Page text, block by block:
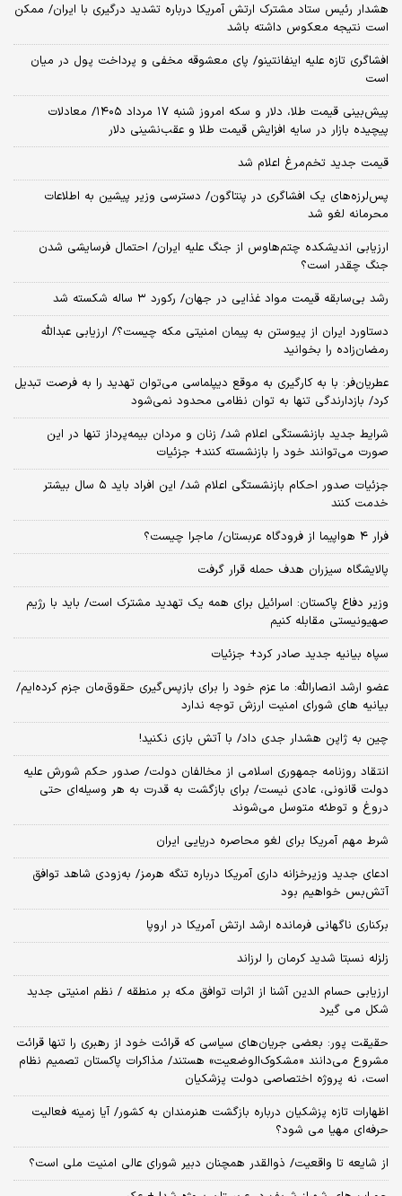
هشدار رئیس ستاد مشترک ارتش آمریکا درباره تشدید درگیری با ایران/ ممکن
است نتیجه معکوس داشته باشد
افشاگری تازه علیه اینفانتینو/ پای معشوقه مخفی و پرداخت پول در میان
است
پیش‌بینی قیمت طلا، دلار و سکه امروز شنبه ۱۷ مرداد ۱۴۰۵/ معادلات
پیچیده بازار در سایه افزایش قیمت طلا و عقب‌نشینی دلار
قیمت جدید تخم‌مرغ اعلام شد
پس‌لرزه‌های یک افشاگری در پنتاگون/ دسترسی وزیر پیشین به اطلاعات
محرمانه لغو شد
ارزیابی اندیشکده چتم‌هاوس از جنگ علیه ایران/ احتمال فرسایشی شدن
جنگ چقدر است؟
رشد بی‌سابقه قیمت مواد غذایی در جهان/ رکورد ۳ ساله شکسته شد
دستاورد ایران از پیوستن به پیمان امنیتی مکه چیست؟/ ارزیابی عبدالله
رمضان‌زاده را بخوانید
عطریان‌فر: با به کارگیری به موقع دیپلماسی می‌توان تهدید را به فرصت تبدیل
کرد/ بازدارندگی تنها به توان نظامی محدود نمی‌شود
شرایط جدید بازنشستگی اعلام شد/ زنان و مردان بیمه‌پرداز تنها در این
صورت می‌توانند خود را بازنشسته کنند+ جزئیات
جزئیات صدور احکام بازنشستگی اعلام شد/ این افراد باید ۵ سال بیشتر
خدمت کنند
فرار ۴ هواپیما از فرودگاه عربستان/ ماجرا چیست؟
پالایشگاه سیزران هدف حمله قرار گرفت
وزیر دفاع پاکستان: اسرائیل برای همه یک تهدید مشترک است/ باید با رژیم
صهیونیستی مقابله کنیم
سپاه بیانیه جدید صادر کرد+ جزئیات
عضو ارشد انصارالله: ما عزم خود را برای بازپس‌گیری حقوق‌مان جزم کرده‌ایم/
بیانیه‌ های شورای امنیت ارزش توجه ندارد
چین به ژاپن هشدار جدی داد/ با آتش بازی نکنید!
انتقاد روزنامه جمهوری اسلامی از مخالفان دولت/ صدور حکم شورش علیه
دولت قانونی، عادی نیست/ برای بازگشت به قدرت به هر وسیله‌ای حتی
دروغ و توطئه متوسل می‌شوند
شرط مهم آمریکا برای لغو محاصره دریایی ایران
ادعای جدید وزیرخزانه داری آمریکا درباره تنگه هرمز/ به‌زودی شاهد توافق
آتش‌بس خواهیم بود
برکناری ناگهانی فرمانده ارشد ارتش آمریکا در اروپا
زلزله نسبتا شدید کرمان را لرزاند
ارزیابی حسام الدین آشنا از اثرات توافق مکه بر منطقه / نظم امنیتی جدید
شکل می گیرد
حقیقت پور: بعضی جریان‌های سیاسی که قرائت خود از رهبری را تنها قرائت
مشروع می‌دانند «مشکوک‌الوضعیت» هستند/ مذاکرات پاکستان تصمیم نظام
است، نه پروژه اختصاصی دولت پزشکیان
اظهارات تازه پزشکیان درباره بازگشت هنرمندان به کشور/ آیا زمینه فعالیت
حرفه‌ای مهیا می شود؟
از شایعه تا واقعیت/ ذوالقدر همچنان دبیر شورای ‌عالی امنیت ملی است؟